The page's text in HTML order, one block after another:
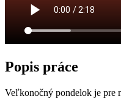
Popis práce
Veľkonočný pondelok je pre